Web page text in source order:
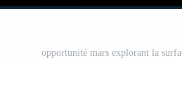
opportunité mars explorant la